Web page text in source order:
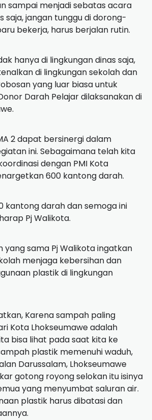
sampai menjadi sebatas acara
saja, jangan tunggu di dorong-
bekerja, harus berjalan rutin.
hanya di lingkungan dinas saja,
di lingkungan sekolah dan
yang luar biasa untuk
Darah Pelajar dilaksanakan di
2 dapat bersinergi dalam
ini. Sebagaimana telah kita
dengan PMI Kota
600 kantong darah.
kantong darah dan semoga ini
Pj Walikota.
yang sama Pj Walikota ingatkan
menjaga kebersihan dan
plastik di lingkungan
Karena sampah paling
Kota Lhokseumawe adalah
bisa lihat pada saat kita ke
plastik memenuhi waduh,
Darussalam, Lhokseumawe
gotong royong selokan itu isinya
yang menyumbat saluran air.
plastik harus dibatasi dan